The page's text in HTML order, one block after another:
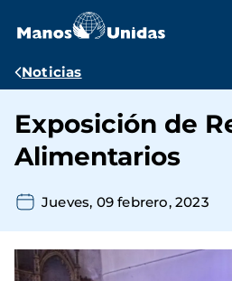
contenido
Ruta
navegación
Noticias
Exposición de
Alimentarios
Jueves, 09 febrero, 2023